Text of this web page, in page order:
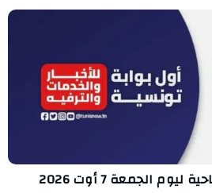
الجمعة 7 أوت 2026